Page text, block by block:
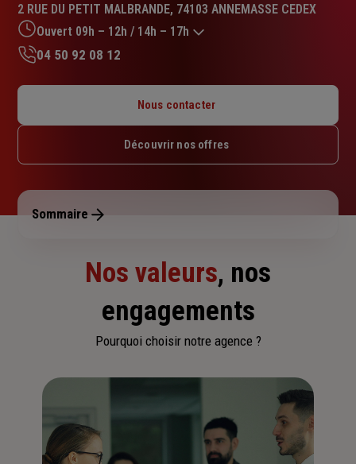
5.0
sur
5
étoiles
2 RUE DU PETIT MALBRANDE, 74103 ANNEMASSE CEDEX
Ouvert 09h – 12h / 14h – 17h
Mardi : 09h – 12h / 14h – 18h
Jeudi : 09h – 12h / 14h – 18h
Dimanche : Fermé
04 50 92 08 12
Nous contacter
Découvrir nos offres
Sommaire
Nos valeurs, nos
engagements
Pourquoi choisir notre agence ?